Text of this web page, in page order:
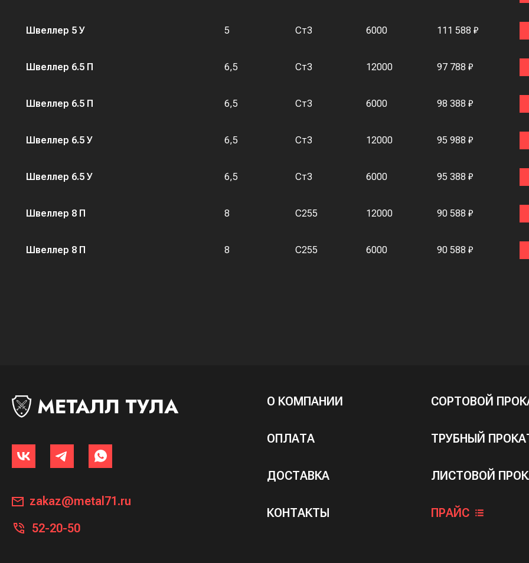
Швеллер 5 У 5 Ст3 6000 111 588 ₽
Швеллер 6.5 П 6,5 Ст3 12000 97 788 ₽
Швеллер 6.5 П 6,5 Ст3 6000 98 388 ₽
Швеллер 6.5 У 6,5 Ст3 12000 95 988 ₽
Швеллер 6.5 У 6,5 Ст3 6000 95 388 ₽
Швеллер 8 П 8 С255 12000 90 588 ₽
Швеллер 8 П 8 С255 6000 90 588 ₽
zakaz@metal71.ru
52-20-50
О КОМПАНИИ
ОПЛАТА
ДОСТАВКА
КОНТАКТЫ
СОРТОВОЙ
ТРУБНЫЙ
ЛИСТОВОЙ
ПРАЙС